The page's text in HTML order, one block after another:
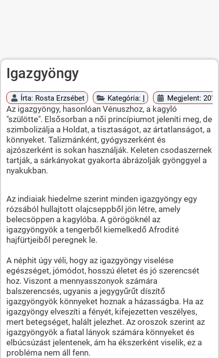
Igazgyöngy
Írta: Rosta Erzsébet Kategória: I Megjelent:
Az igazgyöngy, hasonlóan Vénuszhoz, a kagyló
"szülötte". Elsősorban a női princípiumot jeleníti meg, de
szimbolizálja a Holdat, a tisztaságot, az ártatlanságot, a
könnyeket. Talizmánként, gyógyszerként és
ajzószerként is sokan használják. Keleten csodaszernek
tartják, a sárkányokat gyakorta ábrázolják gyönggyel a
nyakukban.
Az indiaiak hiedelme szerint minden igazgyöngy egy
rózsából hullajtott olajcseppből jön létre, amely
belecsöppen a kagylóba. A görögöknél az
igazgyöngyök a tengerből kiemelkedő Afrodité
hajfürtjeiből peregnek le.
A néphit úgy véli, hogy az igazgyöngy viselése
egészséget, jómódot, hosszú életet és jó szerencsét
hoz. Viszont a mennyasszonyok számára
balszerencsés, ugyanis a jegygyűrűt díszítő
igazgyöngyök könnyeket hoznak a házasságba. Ha az
igazgyöngy elveszíti a fényét, kifejezetten veszélyes,
mert betegséget, halált jelezhet. Az oroszok szerint az
igazgyöngyök a fiatal lányok számára könnyeket és
elbúcsúzást jelentenek, ám ha ékszerként viselik, ez a
probléma nem áll fenn.